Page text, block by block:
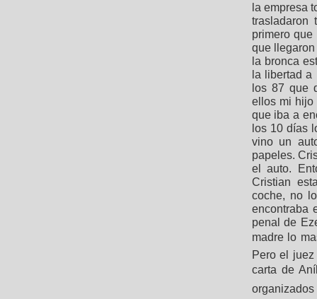
la empresa
trasladaron
primero
que
la bronca
la libertad a
los 87 que
ellos mi hijo
que iba a
los 10 días
vino un
papeles.
el auto.
Cristian
coche, no
encontraba
penal de
madre lo
Pero el
carta de